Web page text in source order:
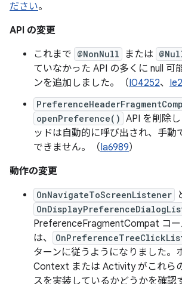
ださい。
API の変更
これまで @NonNull または
ていなかった API の多くに null 可
ンを追加しました。（I04252、
openPreference() API を削除
ッドは自動的に呼び出され、手動
できません。（Ia6989）
動作の変更
OnNavigateToScreenListener
PreferenceFragmentCompat コー
は、
ターンに従うようになりました。
Context または Activity がこれら
スを実装しているかどうかを確認